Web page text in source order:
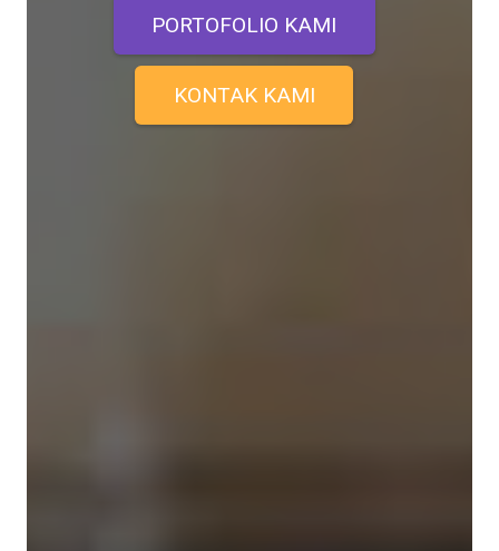
PORTOFOLIO KAMI
KONTAK KAMI